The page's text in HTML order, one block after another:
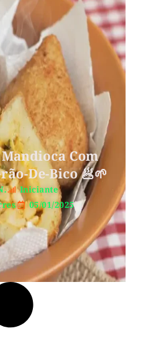
Com
De-Bico 🥟🌱
Iniciante
05/01/2025